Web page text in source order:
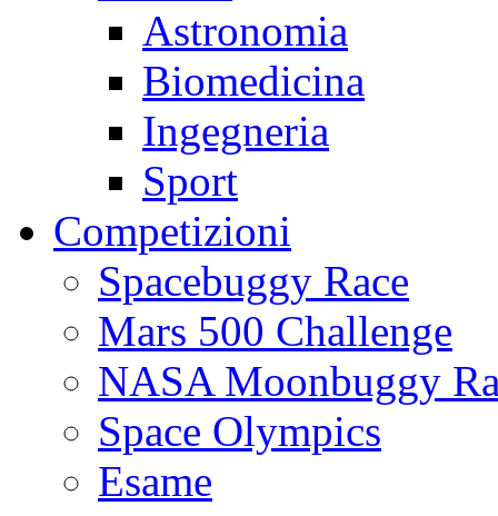
Astronomia
Biomedicina
Ingegneria
Sport
Competizioni
Spacebuggy Race
Mars 500 Challenge
NASA Moonbuggy
Space Olympics
Esame